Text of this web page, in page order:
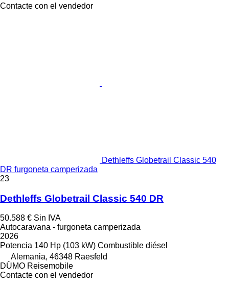
Contacte con el vendedor
Dethleffs Globetrail Classic 540
DR furgoneta camperizada
23
Dethleffs Globetrail Classic 540 DR
50.588 € Sin IVA
Autocaravana - furgoneta camperizada
2026
Potencia 140 Hp (103 kW) Combustible diésel
Alemania, 46348 Raesfeld
DÜMO Reisemobile
Contacte con el vendedor